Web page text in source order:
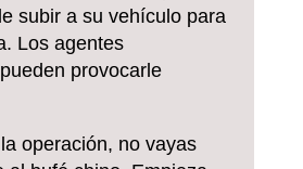
subir a su vehículo para
Los agentes
provocarle
operación, no vayas